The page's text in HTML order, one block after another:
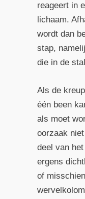
reageert in
lichaam.
wordt dan
stap,
die in de
Als de
één been
als moet
oorzaak
deel van
ergens
of